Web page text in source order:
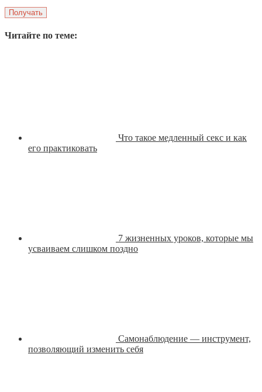
Читайте по теме:
Что такое медленный секс и как
его практиковать
7 жизненных уроков, которые мы
усваиваем слишком поздно
Самонаблюдение — инструмент,
позволяющий изменить себя